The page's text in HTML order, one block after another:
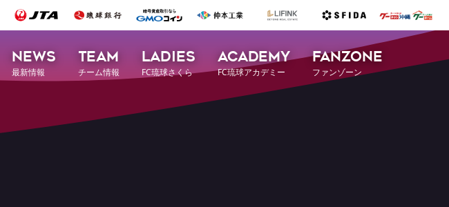
NEWS
最新情報
TEAM
チーム情報
LADIES
FC琉球さくら
ACADEMY
FC琉球アカデミー
FANZONE
ファンゾーン